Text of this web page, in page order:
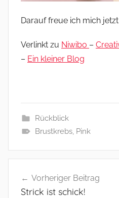
Darauf freue ich mich
Verlinkt zu Niwibo –
– Ein kleiner Blog
Rückblick
Brustkrebs, Pink
Vorheriger Beitrag
Strick ist schick!